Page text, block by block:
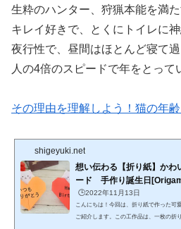
生粋のハンター、狩猟本能を満
キレイ好きで、とくにトイレに
夜行性で、昼間はほとんど寝て
人の4倍のスピードで年をとって
その理由を理解しよう！猫の年
shigeyuki.net
想い伝わる【折り紙】かわ
ード 手作り誕生日
🕒️2022年11月13日
こんにちは！今回は、折り紙で作った可
ご紹介します。この工作品は、一枚の折